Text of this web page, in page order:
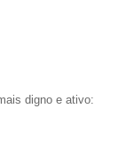
digno e ativo: